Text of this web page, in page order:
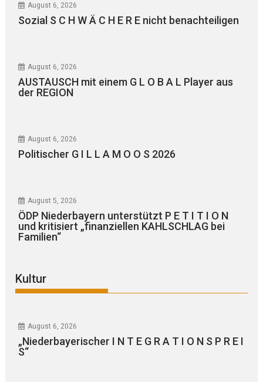
August 6, 2026
Sozial S C H W Ä C H E R E nicht benachteiligen
August 6, 2026
AUSTAUSCH mit einem G L O B A L Player aus
der REGION
August 6, 2026
Politischer G I L L A M O O S 2026
August 5, 2026
ÖDP Niederbayern unterstützt P E T I T I O N
und kritisiert „finanziellen KAHLSCHLAG bei
Familien“
Kultur
August 6, 2026
„Niederbayerischer I N T E G R A T I O N S P R E I
S“